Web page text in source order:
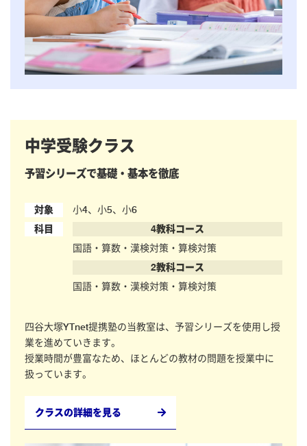
中学受験クラス
予習シリーズで基礎・基本を徹底
対象
小4、小5、小6
科目
4教科コース
国語・算数・漢検対策・算検対策
2教科コース
国語・算数・漢検対策・算検対策
四谷大塚YTnet提携塾の当教室は、予習シリーズを使用し授
業を進めていきます。
授業時間が豊富なため、ほとんどの教材の問題を授業中に
扱っています。
クラスの詳細を見る